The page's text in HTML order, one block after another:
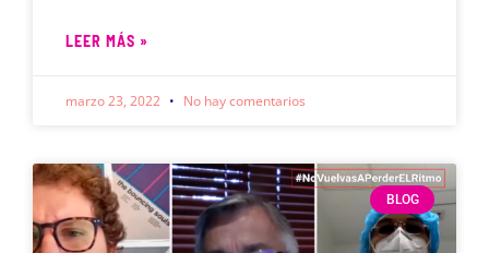
LEER MÁS »
marzo 23, 2022 No hay comentarios
BLOG